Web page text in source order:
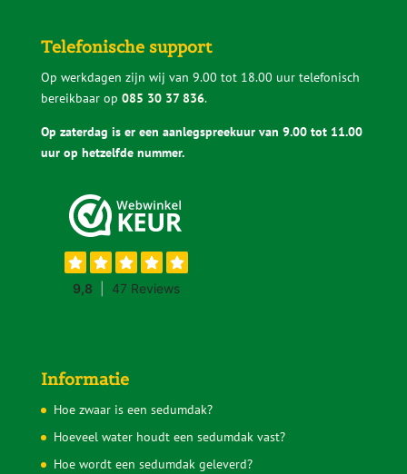
Telefonische support
Op werkdagen zijn wij van 9.00 tot 18.00 uur telefonisch
bereikbaar op 085 30 37 836.
Op zaterdag is er een aanlegspreekuur van 9.00 tot 11.00
uur op hetzelfde nummer.
Informatie
Hoe zwaar is een sedumdak?
Hoeveel water houdt een sedumdak vast?
Hoe wordt een sedumdak geleverd?